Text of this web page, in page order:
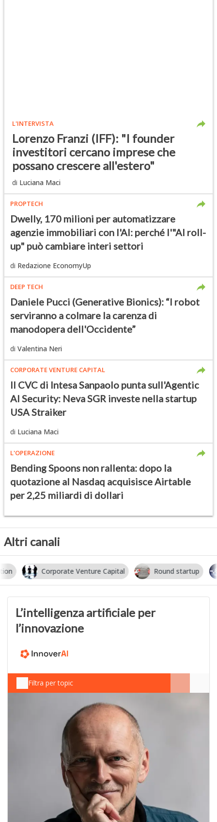
L'INTERVISTA
Lorenzo Franzi (IFF): "I founder
investitori cercano imprese che
possano crescere all'estero"
di Luciana Maci
PROPTECH
Dwelly, 170 milioni per automatizzare
agenzie immobiliari con l'AI: perché l'"AI roll-
up" può cambiare interi settori
di Redazione EconomyUp
DEEP TECH
Daniele Pucci (Generative Bionics): “I robot
serviranno a colmare la carenza di
manodopera dell'Occidente”
di Valentina Neri
CORPORATE VENTURE CAPITAL
Il CVC di Intesa Sanpaolo punta sull'Agentic
AI Security: Neva SGR investe nella startup
USA Straiker
di Luciana Maci
L'OPERAZIONE
Bending Spoons non rallenta: dopo la
quotazione al Nasdaq acquisisce Airtable
per 2,25 miliardi di dollari
Altri canali
Corporate Venture Capital Round startup
L’intelligenza artificiale per
l’innovazione
Filtra per topic